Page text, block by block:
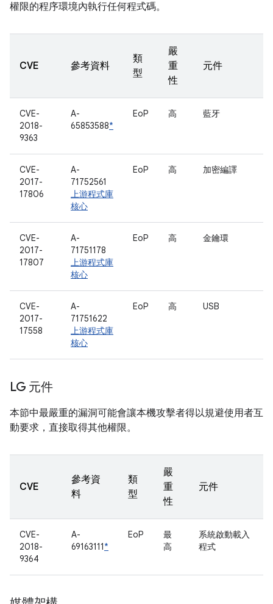
權限的程序環境內執行任何程式碼。
CVE 參考資料
類
型
嚴
重
性
元件
CVE-
2018-
9363
A-
65853588*
EoP 高 藍牙
CVE-
2017-
17806
A-
71752561
上游程式庫
核心
EoP 高 加密編譯
CVE-
2017-
17807
A-
71751178
上游程式庫
核心
EoP 高 金鑰環
CVE-
2017-
17558
A-
71751622
上游程式庫
核心
EoP 高 USB
LG 元件
本節中最嚴重的漏洞可能會讓本機攻擊者得以規避使用者互
動要求，直接取得其他權限。
CVE
參考資
料
類
型
嚴
重
性
元件
CVE-
2018-
9364
A-
69163111*
EoP
最
高
系統啟動載入
程式